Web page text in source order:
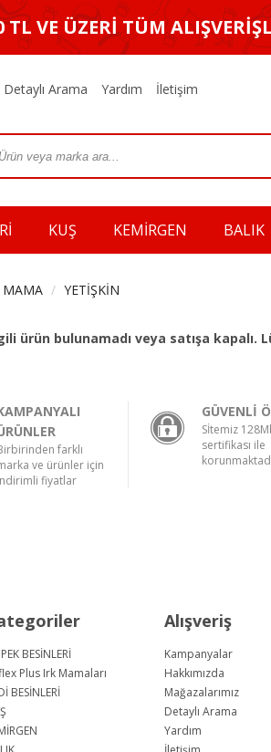
TL VE ÜZERİ TÜM
Detaylı Arama Yardım İletişim
KUŞ KEMİRGEN BALIK
MAMA YETİŞKİN
ürün bulunamadı veya satışa
farklı
ve ürünler için
fiyatlar
GÜVENLİ
Sİtemiz
sertifikası ile
BESİNLERİ
Plus Irk Mamaları
BESİNLERİ
Alışveriş
Kampanyalar
Hakkımızda
Mağazalarımız
Detaylı Arama
Yardım